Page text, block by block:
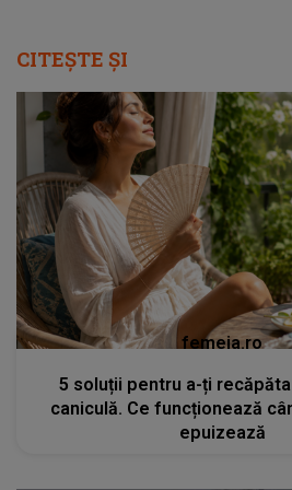
CITEȘTE ȘI
femeia.ro
5 soluții pentru a-ți
caniculă. Ce funcționează
epuizează